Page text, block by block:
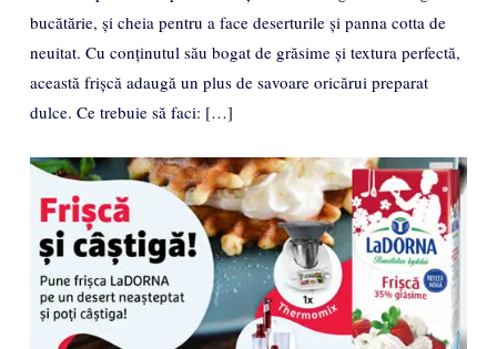
bucătărie, și cheia pentru a face deserturile și panna cotta de
neuitat. Cu conținutul său bogat de grăsime și textura perfectă,
această frișcă adaugă un plus de savoare oricărui preparat
dulce. Ce trebuie să faci: […]